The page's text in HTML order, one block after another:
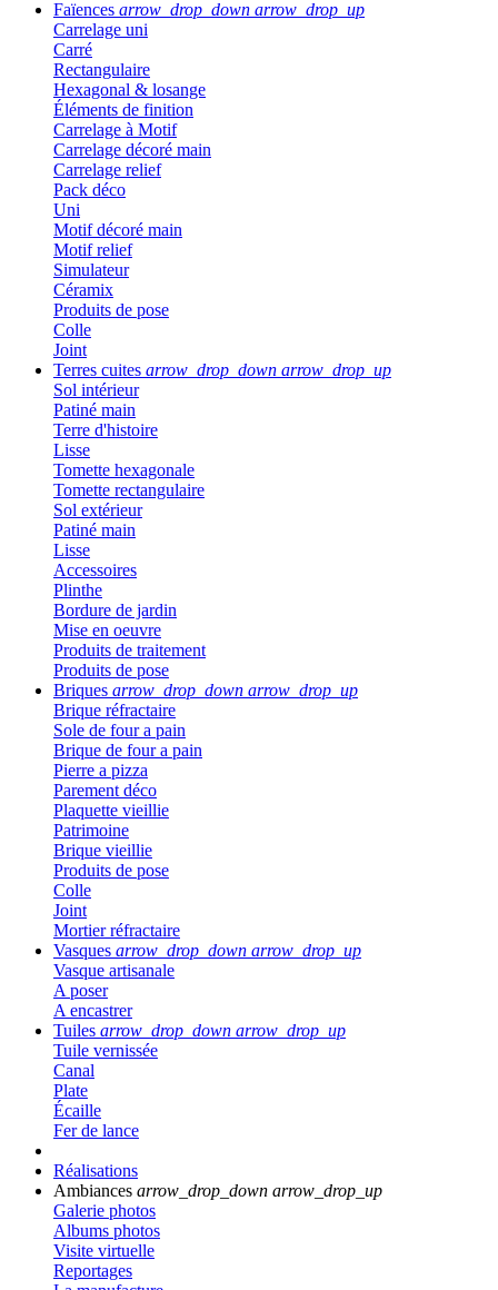
Faïences arrow_drop_down arrow_drop_up
Carrelage uni
Carré
Rectangulaire
Hexagonal & losange
Éléments de finition
Carrelage à Motif
Carrelage décoré main
Carrelage relief
Pack déco
Uni
Motif décoré main
Motif relief
Simulateur
Céramix
Produits de pose
Colle
Joint
Terres cuites arrow_drop_down arrow_drop_up
Sol intérieur
Patiné main
Terre d'histoire
Lisse
Tomette hexagonale
Tomette rectangulaire
Sol extérieur
Patiné main
Lisse
Accessoires
Plinthe
Bordure de jardin
Mise en oeuvre
Produits de traitement
Produits de pose
Briques arrow_drop_down arrow_drop_up
Brique réfractaire
Sole de four a pain
Brique de four a pain
Pierre a pizza
Parement déco
Plaquette vieillie
Patrimoine
Brique vieillie
Produits de pose
Colle
Joint
Mortier réfractaire
Vasques arrow_drop_down arrow_drop_up
Vasque artisanale
A poser
A encastrer
Tuiles arrow_drop_down arrow_drop_up
Tuile vernissée
Canal
Plate
Écaille
Fer de lance
Réalisations
Ambiances arrow_drop_down arrow_drop_up
Galerie photos
Albums photos
Visite virtuelle
Reportages